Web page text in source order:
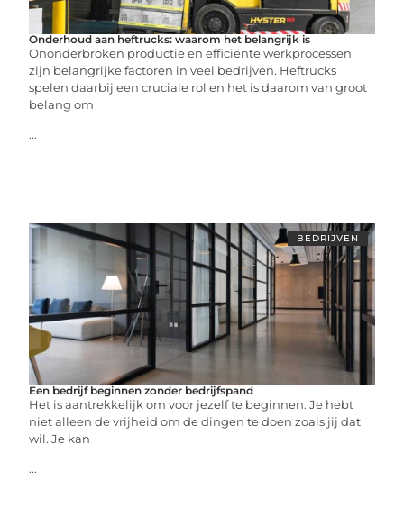
Onderhoud aan heftrucks: waarom het belangrijk is
Ononderbroken productie en efficiënte werkprocessen
zijn belangrijke factoren in veel bedrijven. Heftrucks
spelen daarbij een cruciale rol en het is daarom van groot
belang om
...
BEDRIJVEN
Een bedrijf beginnen zonder bedrijfspand
Het is aantrekkelijk om voor jezelf te beginnen. Je hebt
niet alleen de vrijheid om de dingen te doen zoals jij dat
wil. Je kan
...